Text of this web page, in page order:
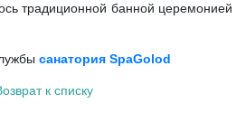
традиционной банной церемонией
санатория SpaGolod
к списку